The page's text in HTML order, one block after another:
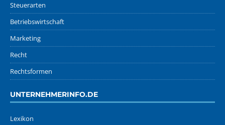
Steuerarten
Betriebswirtschaft
Marketing
Recht
Rechtsformen
UNTERNEHMERINFO.DE
Lexikon